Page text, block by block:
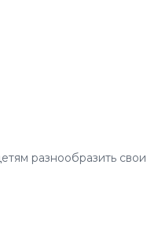
разнообразить